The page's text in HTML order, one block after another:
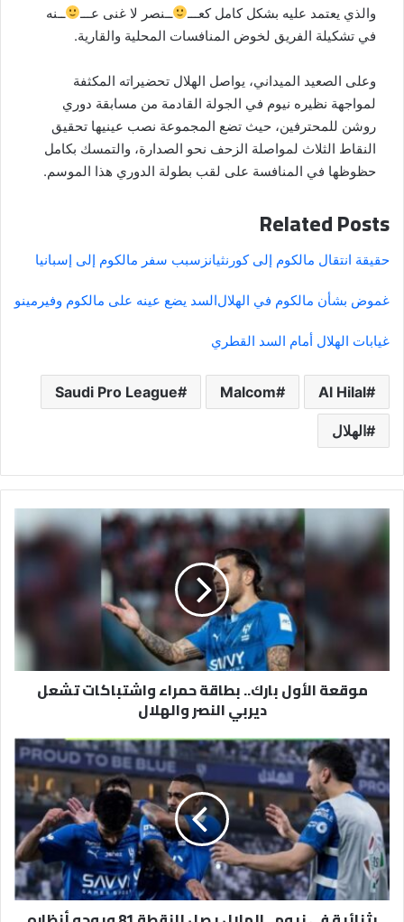
والذي يعتمد عليه بشكل كامل كعـــ
ــنصر لا غنى عـــ
ــنه
في تشكيلة الفريق لخوض المنافسات المحلية والقارية.
وعلى الصعيد الميداني، يواصل الهلال تحضيراته المكثفة
لمواجهة نظيره نيوم في الجولة القادمة من مسابقة دوري
روشن للمحترفين، حيث تضع المجموعة نصب عينيها تحقيق
النقاط الثلاث لمواصلة الزحف نحو الصدارة، والتمسك بكامل
حظوظها في المنافسة على لقب بطولة الدوري هذا الموسم.
Related Posts
حقيقة انتقال مالكوم إلى كورنثيانز سبب سفر مالكوم إلى إسبانيا
غموض بشأن مالكوم في الهلالالسد يضع عينه على مالكوم وفيرمينو
غيابات الهلال أمام السد القطري
Al Hilal
Malcom
Saudi Pro League
الهلال
موقعة
الأول
بارك..
النصر
والهلالموقعة الأول بارك.. بطاقة حمراء واشتباكات تشعل
ديربي النصر والهلال
بثنائية
في
نيوم..
الهلال
يصل
للنقطة
81
ويوجه
أنظاره
نحو